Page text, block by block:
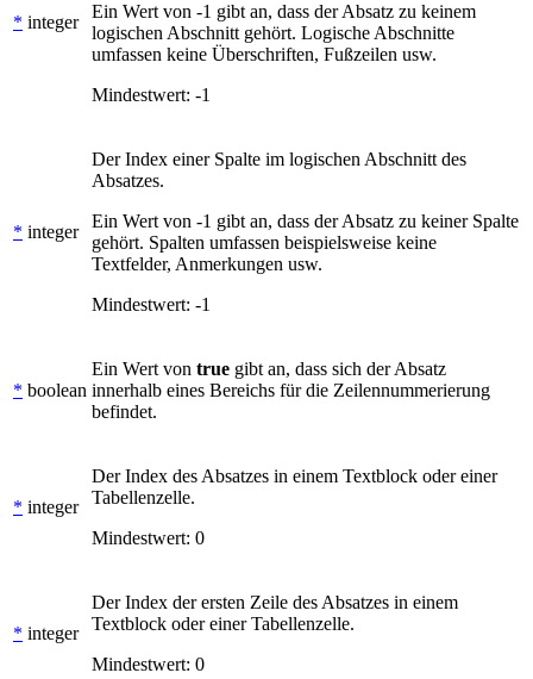
* integer
Ein Wert von -1 gibt an, dass der Absatz zu keinem
logischen Abschnitt gehört. Logische Abschnitte
umfassen keine Überschriften, Fußzeilen usw.
Mindestwert: -1
* integer
Der Index einer Spalte im logischen Abschnitt des
Absatzes.
Ein Wert von -1 gibt an, dass der Absatz zu keiner Spalte
gehört. Spalten umfassen beispielsweise keine
Textfelder, Anmerkungen usw.
Mindestwert: -1
* boolean
Ein Wert von true gibt an, dass sich der Absatz
innerhalb eines Bereichs für die Zeilennummerierung
befindet.
* integer
Der Index des Absatzes in einem Textblock oder einer
Tabellenzelle.
Mindestwert: 0
* integer
Der Index der ersten Zeile des Absatzes in einem
Textblock oder einer Tabellenzelle.
Mindestwert: 0